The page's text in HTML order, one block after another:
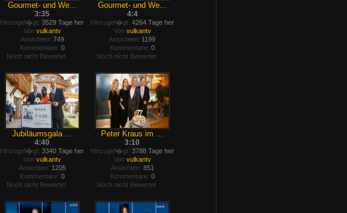
Gourmet- und We...
3:35
Hinzugef�gt: 3529 Tage her
Von vulkantv
Ansichten: 749
Kommentare: 0
Noch nicht Bewertet
Gourmet- und We...
4:4
Hinzugef�gt: 4264 Tage her
Von vulkantv
Ansichten: 1199
Kommentare: 0
Noch nicht Bewertet
Jubiläumsgala ...
4:40
Hinzugef�gt: 3340 Tage her
Von vulkantv
Ansichten: 1205
Kommentare: 0
Noch nicht Bewertet
Peter Kraus im ...
3:10
Hinzugef�gt: 3788 Tage her
Von vulkantv
Ansichten: 851
Kommentare: 0
Noch nicht Bewertet